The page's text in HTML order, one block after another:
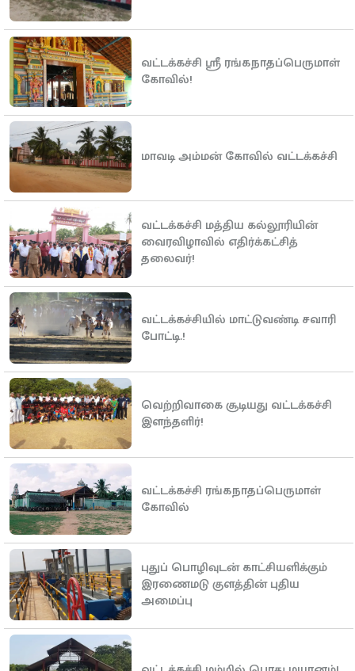
வட்டக்கச்சி ஸ்ரீ ரங்கநாதப்பெருமாள்
கோவில்!
மாவடி அம்மன் கோவில் வட்டக்கச்சி
வட்டக்கச்சி மத்திய கல்லூரியின்
வைரவிழாவில் எதிர்க்கட்சித்
தலைவர்!
வட்டக்கச்சியில் மாட்டுவண்டி சவாரி
போட்டி.!
வெற்றிவாகை சூடியது வட்டக்கச்சி
இளந்தளிர்!
வட்டக்கச்சி ரங்கநாதப்பெருமாள்
கோவில்
புதுப் பொழிவுடன் காட்சியளிக்கும்
இரணைமடு குளத்தின் புதிய
அமைப்பு